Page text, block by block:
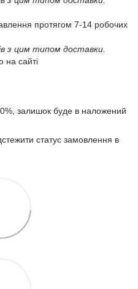
протягом 7-14 робочих
з цим типом доставки.
на сайті
залишок буде в наложений
статус замовлення в